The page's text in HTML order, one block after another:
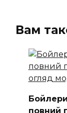
Вам
повний